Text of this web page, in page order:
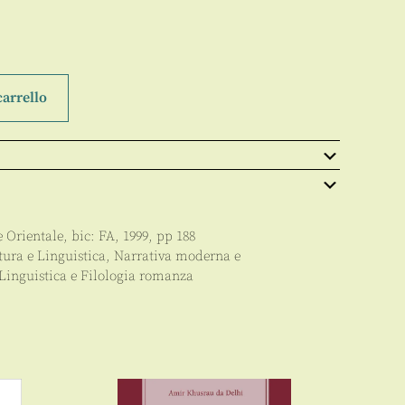
Orientale, bic: FA, 1999, pp 188
e Linguistica, Narrativa moderna e
e Filologia romanza